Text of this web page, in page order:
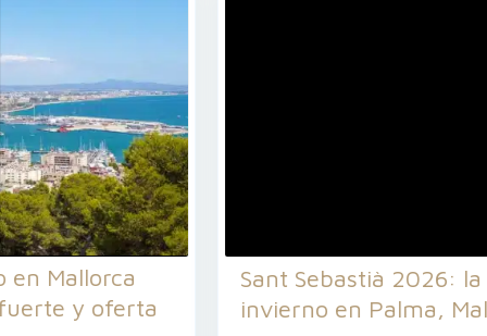
Sant Sebastià 2026: la gran fiesta de
invierno en Palma, Mallorca